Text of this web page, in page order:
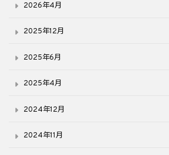
2026年4月
2025年12月
2025年6月
2025年4月
2024年12月
2024年11月